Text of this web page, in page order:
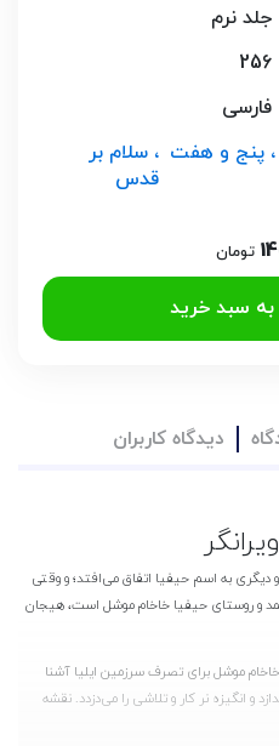
جلد نرم
256
فارسی
، پنج و هفت ، سلام بر
قدس
تومان
به سبد خرید
دیدگاه کاربران
دیگری به اسم حیفیا اتفاق می‌افتد؛ و وقتی
و روستای حیفیا خاخام موشل است، هیجان
موشل برای تصرف سرزمین ایلیا آشنا
و انگیزه نر کار و تلاشی را می‌دزدد. نقشه